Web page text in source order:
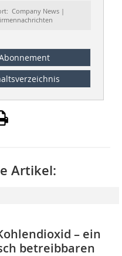
Company News |
Artikel:
– ein
betreibbaren